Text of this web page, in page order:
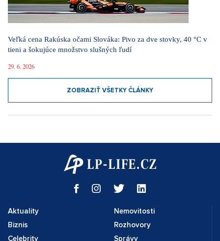
Veľká cena Rakúska očami Slováka: Pivo za dve stovky, 40 °C v
tieni a šokujúce množstvo slušných ľudí
29. 6. 2026
ZOBRAZIŤ VŠETKY ČLÁNKY
Aktuality
Biznis
Celebrity
Nemovitosti
Rozhovory
Správy